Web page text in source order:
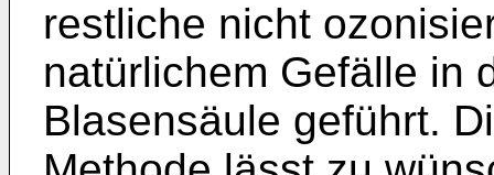
restliche nicht
natürlichem Gefälle in
Blasensäule geführt.